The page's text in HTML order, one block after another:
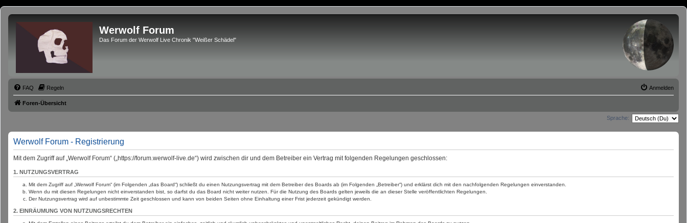
Werwolf Forum
Das Forum der Werwolf Live Chronik "Weißer Schädel"
FAQ Regeln Anmelden
Foren-Übersicht
Sprache:
Werwolf Forum - Registrierung
Mit dem Zugriff auf „Werwolf Forum“ („https://forum.werwolf-live.de“) wird zwischen dir und dem Betreiber ein Vertrag mit folgenden Regelungen geschlossen:
1. NUTZUNGSVERTRAG
Mit dem Zugriff auf „Werwolf Forum“ (im Folgenden „das Board“) schließt du einen Nutzungsvertrag mit dem Betreiber des Boards ab (im Folgenden „Betreiber“) und erklärst dich mit den nachfolgenden Regelungen einverstanden.
Wenn du mit diesen Regelungen nicht einverstanden bist, so darfst du das Board nicht weiter nutzen. Für die Nutzung des Boards gelten jeweils die an dieser Stelle veröffentlichten Regelungen.
Der Nutzungsvertrag wird auf unbestimmte Zeit geschlossen und kann von beiden Seiten ohne Einhaltung einer Frist jederzeit gekündigt werden.
2. EINRÄUMUNG VON NUTZUNGSRECHTEN